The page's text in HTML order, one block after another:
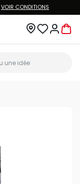
VOIR CONDITIONS